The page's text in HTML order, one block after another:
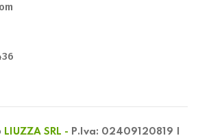
LIUZZA SRL - P.Iva: 02409120819 |